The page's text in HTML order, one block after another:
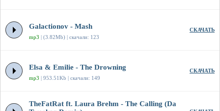
Galactionov - Mash
mp3 | (3.82Mb) | скачали: 123
СКАЧАТЬ
Elsa & Emilie - The Drowning
mp3 | 953.51Kb | скачали: 149
СКАЧАТЬ
TheFatRat ft. Laura Brehm - The Calling (Da